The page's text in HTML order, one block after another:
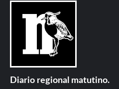
Diario regional matutino.